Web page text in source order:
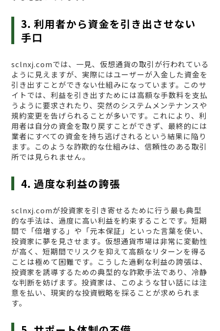
3. 利用者から資金を引き出させない
手口
sclnxj.comでは、一見、仮想通貨の取引が行われている
ように見えますが、実際にはユーザーが入金した資金を
引き出すことができない仕組みになっています。このサ
イトでは、利益を引き出すためには高額な手数料を支払
うように要求されたり、突然のシステムメンテナンスや
規約変更を告げられることが多いです。これにより、利
用者は自分の資金を取り戻すことができず、最終的には
業者にすべての資金を持ち逃げされるという結果に陥り
ます。このような詐欺的な仕組みは、信頼性のある取引
所では見られません。
4. 過度な利益の誇張
sclnxj.comが投資家を引き寄せるために行う最も典型
的な手法は、過度に高い利益を約束することです。短期
間で「倍増する」や「元本保証」といった言葉を使い、
投資家に夢を見させます。仮想通貨市場は非常に変動性
が高く、短期間でリスクを抑えて高額なリターンを得る
ことは極めて困難です。こうした過剰な利益の誇張は、
投資家を誘導するための典型的な詐欺手法であり、冷静
な判断を妨げます。投資家は、このような甘い話には注
意を払い、現実的な投資戦略を採ることが求められま
す。